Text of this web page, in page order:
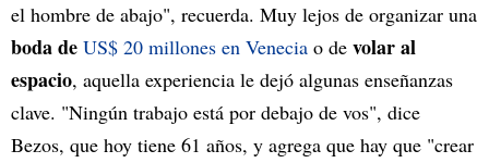
el hombre de abajo", recuerda. Muy lejos de organizar una
boda de US$ 20 millones en Venecia o de volar al
espacio, aquella experiencia le dejó algunas enseñanzas
clave. "Ningún trabajo está por debajo de vos", dice
Bezos, que hoy tiene 61 años, y agrega que hay que "crear